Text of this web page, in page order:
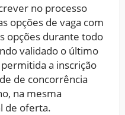
no processo
opções de vaga com
opções durante todo
validado o último
a inscrição
de concorrência
na mesma
de oferta.